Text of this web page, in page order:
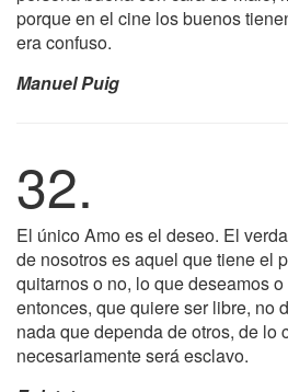
porque en el cine los buenos
era confuso.
Manuel Puig
32.
El único Amo es el deseo. El
de nosotros es aquel que tiene el
quitarnos o no, lo que deseamos
entonces, que quiere ser libre, no
nada que dependa de otros, de lo
necesariamente será esclavo.